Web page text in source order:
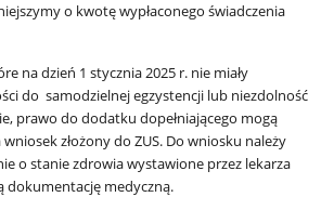
o kwotę wypłaconego świadczenia
na dzień 1 stycznia 2025 r. nie miały
do samodzielnej egzystencji lub niezdolność
prawo do dodatku dopełniającego mogą
wniosek złożony do ZUS. Do wniosku należy
o stanie zdrowia wystawione przez lekarza
dokumentację medyczną.